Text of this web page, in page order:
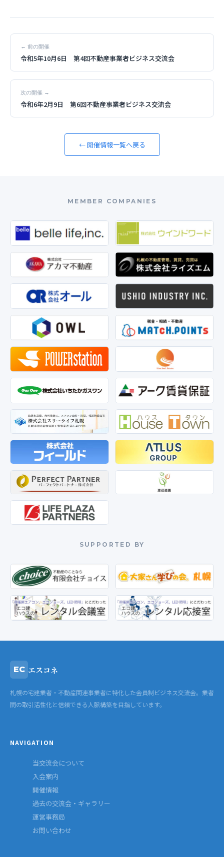
← 前の開催
令和5年10月6日 第4回不動産事業者ビジネス交流会
次の開催 →
令和6年2月9日 第6回不動産事業者ビジネス交流会
← 開催情報一覧へ戻る
MEMBER COMPANIES
SUPPORTED BY
EC エスコネ
札幌の宅建業者・不動産関連事業者に特化した会員制ビジネス交流会。業者
間の取引活性化と信頼できる人脈構築を目指しています。
NAVIGATION
当交流会について
入会案内
開催情報
過去の交流会・ギャラリー
運営事務局
お問い合わせ